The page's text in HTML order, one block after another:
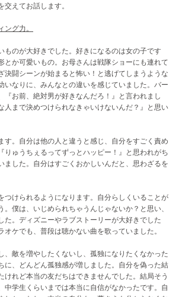
交えてお話します。
グ力。
ものが大好きでした。好きになるのは女の子です
とか可愛いもの。お母さんは戦隊ショーにも連れて
決闘シーンが始まると怖い！と逃げてしまうような
いなりに、みんなとの違いを感じていました。バー
『お前、絶対男が好きなんだろ！』と言われまし
人まで決めつけられなきゃいけないんだ？』と思い
す。自分は他の人と違うと感じ、自分をすごく責め
りゅうちぇるってずっとハッピー！』と思われがち
ました。自分はすごくおかしいんだと、思わざるを
つけられるようになります。自分らしくいることが
。僕は、いじめられちゃうんじゃないか？と思い、
た。ディズニーやラブストーリーが大好きでした
オケでも、普段は聴かない曲を歌っていました。
、敵を増やしたくないし、孤独になりたくなかった
に、どんどん孤独感が増しました。自分を偽った結
けれど本当の友だちはできませんでした。結局そう
中学生くらいまでは本当に自信がなかったです。自